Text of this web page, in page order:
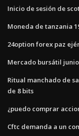
Inicio de sesión de
Moneda de tanzania
24option forex paz
Mercado bursátil junio
Ritual manchado de
de 8 bits
¿puedo comprar
Cftc demanda a un